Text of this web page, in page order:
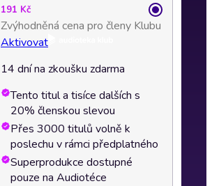
191 Kč
Zvýhodněná cena pro členy Klubu
Aktivovat
14 dní na zkoušku zdarma
Tento titul a tisíce dalších s
20% členskou slevou
Přes 3000 titulů volně k
poslechu v rámci předplatného
Superprodukce dostupné
pouze na Audiotéce